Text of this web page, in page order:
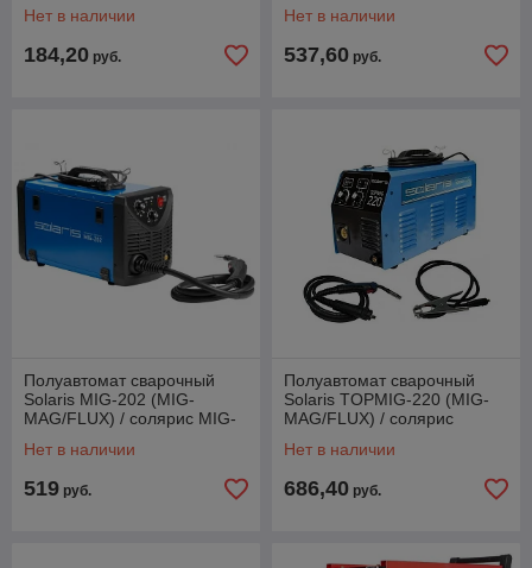
203 + AK
Нет в наличии
184,20 руб.
Нет в наличии
537,60 руб.
Полуавтомат сварочный
Solaris MIG-202 (MIG-
MAG/FLUX) / солярис MIG-
Нет в наличии
519 руб.
Полуавтомат сварочный
Solaris TOPMIG-220 (MIG-
MAG/FLUX) / солярис
Нет в наличии
686,40 руб.